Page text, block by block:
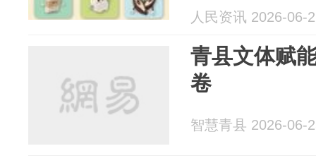
人民资讯 2026-06-
青县文体赋
卷
智慧青县 2026-06-